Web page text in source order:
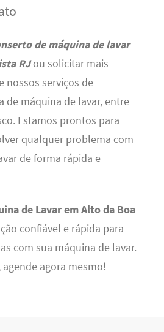
de máquina de lavar
RJou solicitar mais
nossos serviços de
de máquina de lavar, entre
Estamos prontos para
qualquer problema com
de forma rápida e
de Lavar em Alto da Boa
confiável e rápida para
com sua máquina de lavar.
agora mesmo!